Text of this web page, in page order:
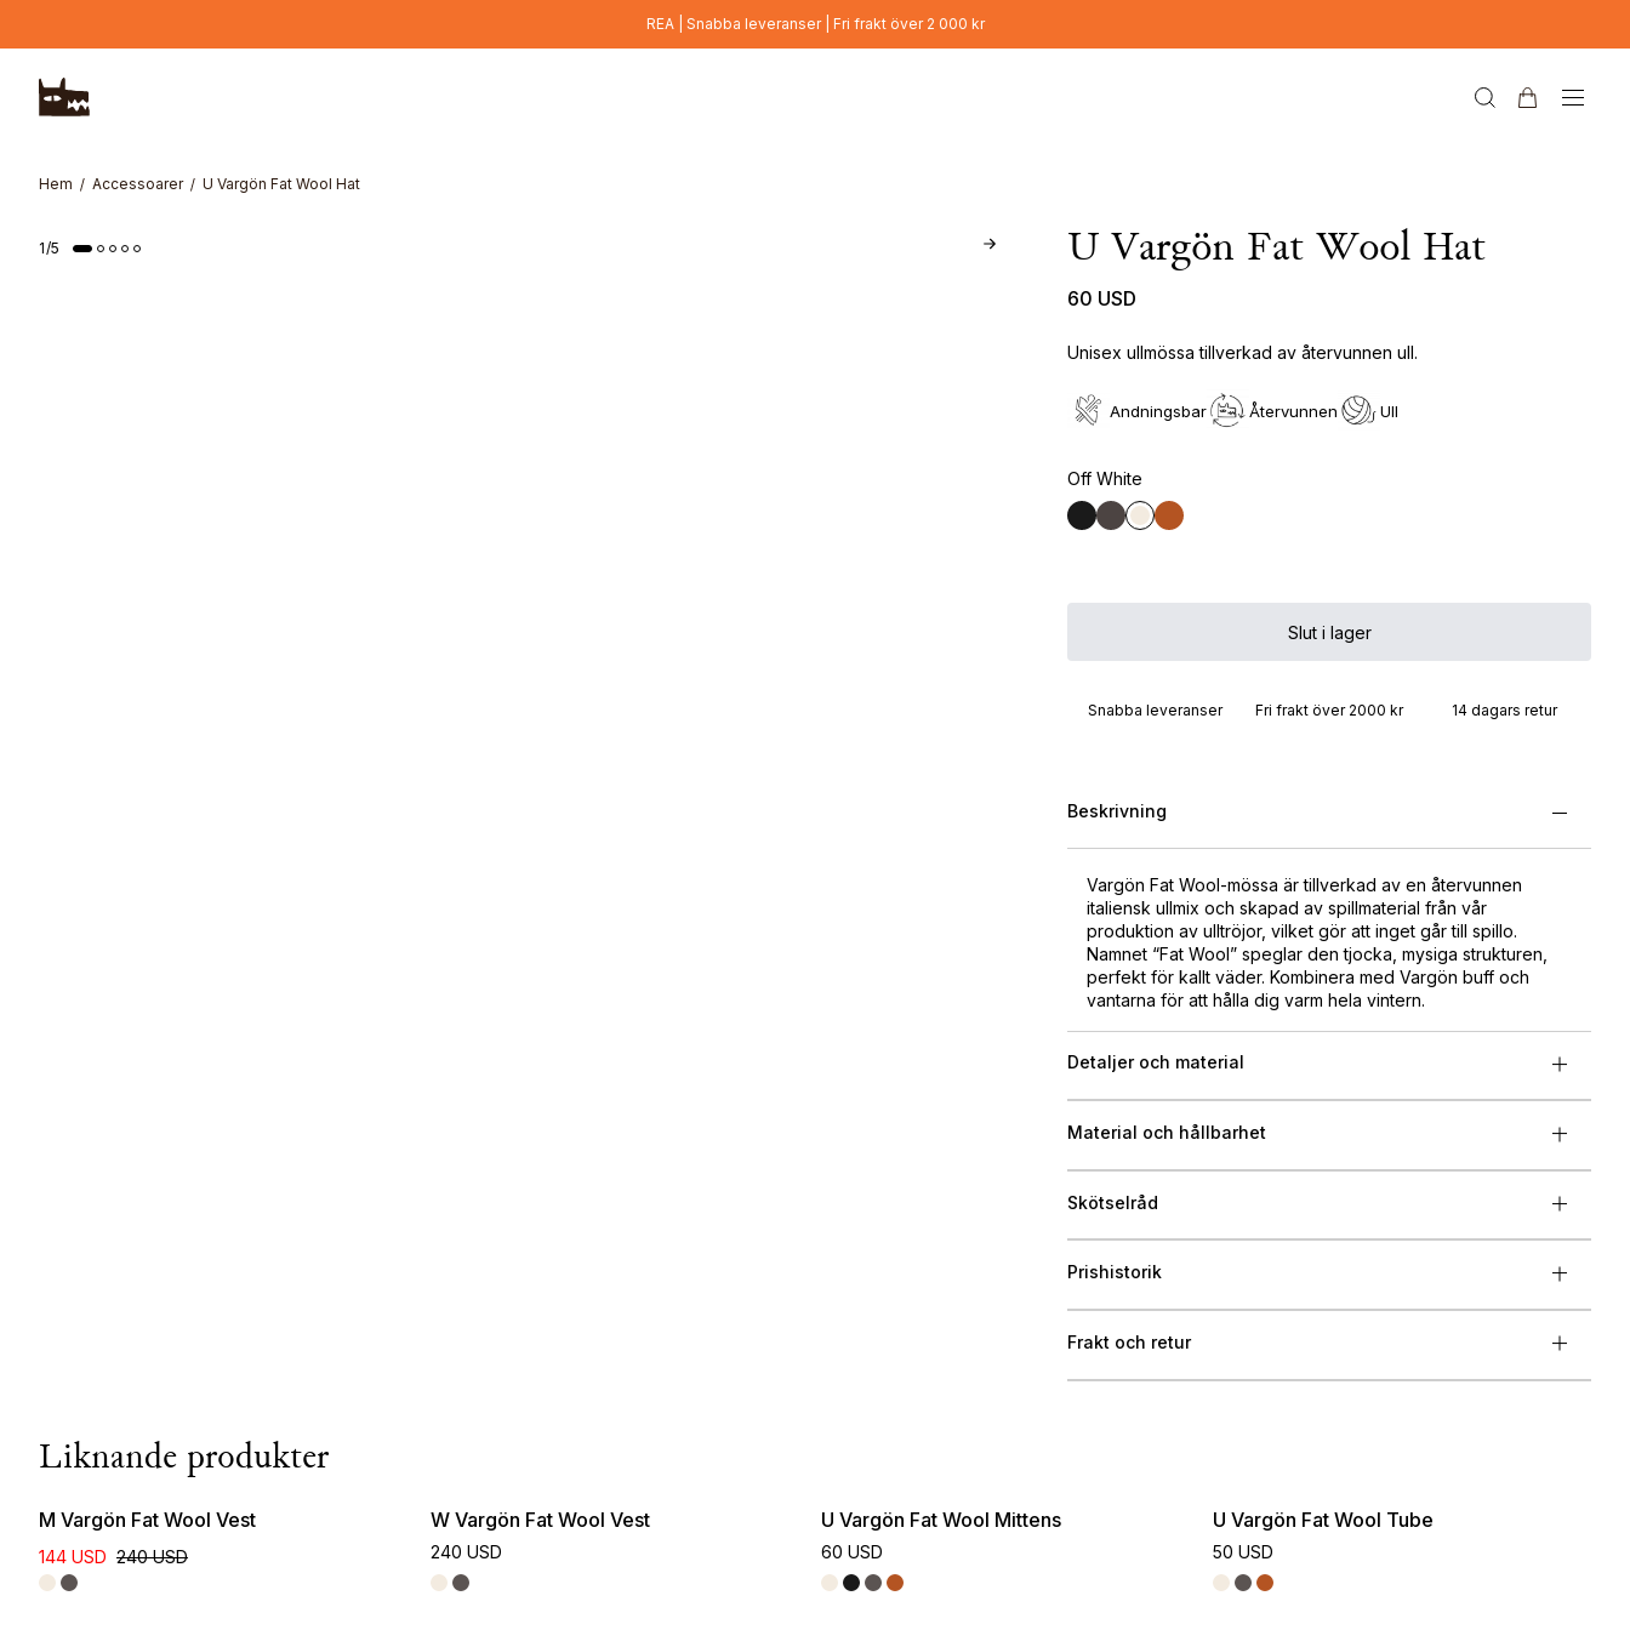
REA | Snabba leveranser | Fri frakt över 2 000 kr
Hem Accessoarer U Vargön Fat Wool Hat
1/5 U Vargön Fat Wool Hat
60 USD
Unisex ullmössa tillverkad av återvunnen ull.
Andningsbar Återvunnen Ull
Off White
Slut i lager
Snabba leveranser Fri frakt över 2000 kr 14 dagars retur
Beskrivning
Vargön Fat Wool-mössa är tillverkad av en återvunnen
italiensk ullmix och skapad av spillmaterial från vår
produktion av ulltröjor, vilket gör att inget går till spillo.
Namnet “Fat Wool” speglar den tjocka, mysiga strukturen,
perfekt för kallt väder. Kombinera med Vargön buff och
vantarna för att hålla dig varm hela vintern.
Detaljer och material
Material och hållbarhet
Skötselråd
Prishistorik
Frakt och retur
Liknande produkter
M Vargön Fat Wool Vest
144 USD 240 USD
W Vargön Fat Wool Vest
240 USD
U Vargön Fat Wool Mittens
60 USD
U Vargön Fat Wool Tube
50 USD